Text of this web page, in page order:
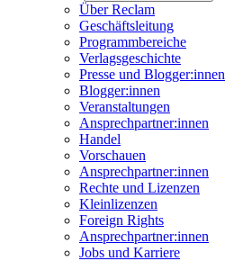
Über Reclam
Geschäftsleitung
Programmbereiche
Verlagsgeschichte
Presse und Blogger:innen
Blogger:innen
Veranstaltungen
Ansprechpartner:innen
Handel
Vorschauen
Ansprechpartner:innen
Rechte und Lizenzen
Kleinlizenzen
Foreign Rights
Ansprechpartner:innen
Jobs und Karriere